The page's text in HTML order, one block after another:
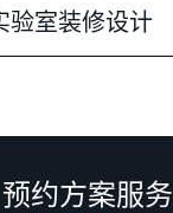
验室装修设计
预约方案服务